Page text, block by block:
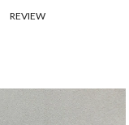
REVIEW